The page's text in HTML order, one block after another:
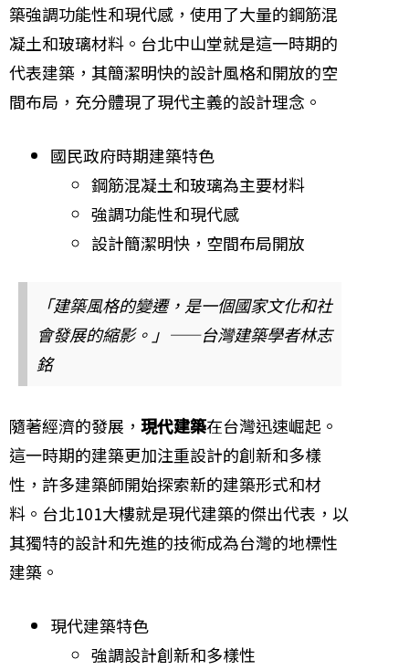
築強調功能性和現代感，使用了大量的鋼筋混
凝土和玻璃材料。台北中山堂就是這一時期的
代表建築，其簡潔明快的設計風格和開放的空
間布局，充分體現了現代主義的設計理念。
國民政府時期建築特色
鋼筋混凝土和玻璃為主要材料
強調功能性和現代感
設計簡潔明快，空間布局開放
「建築風格的變遷，是一個國家文化和社
會發展的縮影。」——台灣建築學者林志
銘
隨著經濟的發展， 現代建築在台灣迅速崛起。
這一時期的建築更加注重設計的創新和多樣
性，許多建築師開始探索新的建築形式和材
料。台北101大樓就是現代建築的傑出代表，以
其獨特的設計和先進的技術成為台灣的地標性
建築。
現代建築特色
強調設計創新和多樣性